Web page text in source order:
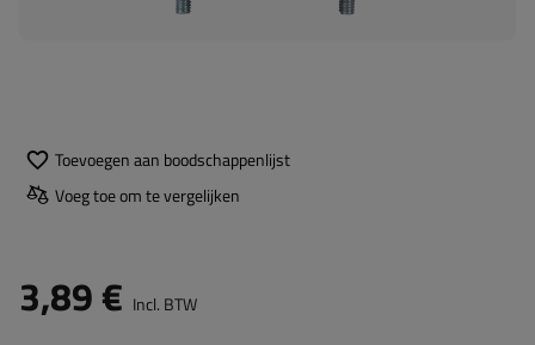
Toevoegen aan boodschappenlijst
Voeg toe om te vergelijken
3,89 € Incl. BTW